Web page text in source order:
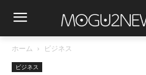
ホーム ビジネス
ビジネス